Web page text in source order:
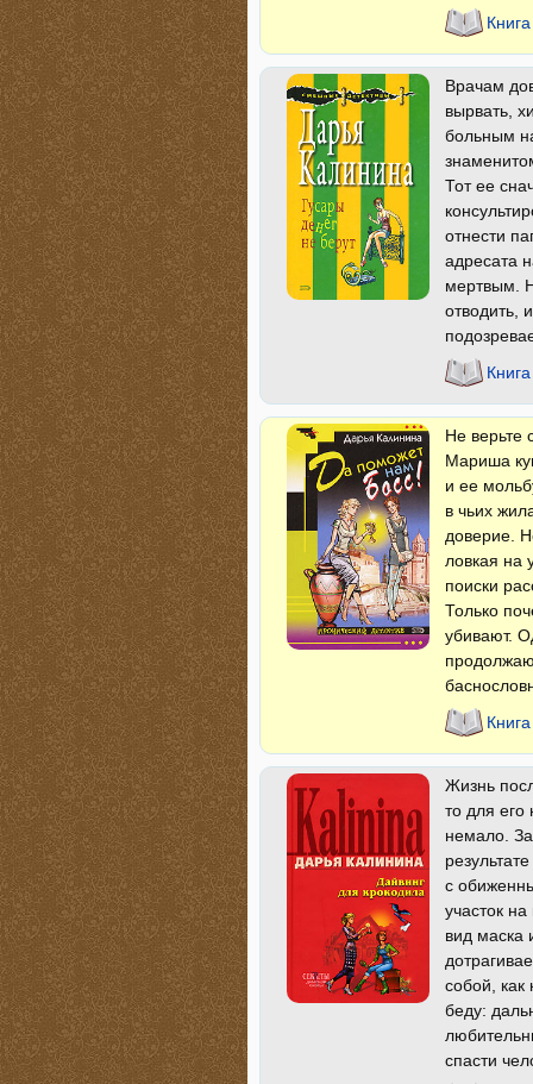
Врачам
вырвать,
больным
Тот ее
отнести
адресата
мертвым.
отводить,
He
Мариша
и ее
в чьих
доверие.
ловкая на
поиски
Только
убивают.
Жизнь
то для
немало.
с
участок
вид маска
собой, как
беду:
спасти